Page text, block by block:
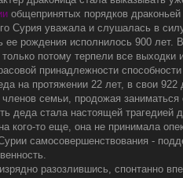
общепринятых порядков
Сурия уважала и слушалась в
ее рождения исполнилось 900 лет.
потому терпели все выходки
принадлежности способности
на протяжении 22 лет, в свои
семьи, продожая заниматься
деда стала настоящей трагедией
кого-то еще, она не принимала
самосовершенствования -
разозлившись, спонтанно